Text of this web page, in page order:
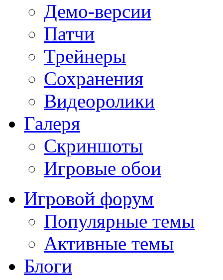
Демо-версии
Патчи
Трейнеры
Сохранения
Видеоролики
Галеря
Скриншоты
Игровые обои
Игровой форум
Популярные темы
Активные темы
Блоги